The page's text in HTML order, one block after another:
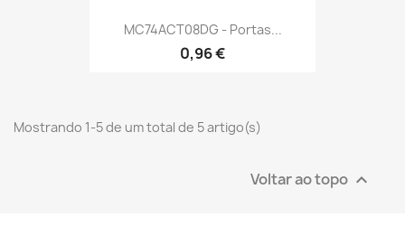
MC74ACT08DG - Portas...
0,96 €
Mostrando 1-5 de um total de 5 artigo(s)
Voltar ao topo 